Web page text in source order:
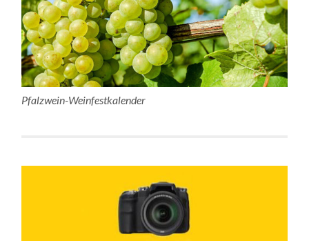
Pfalzwein-Weinfestkalender